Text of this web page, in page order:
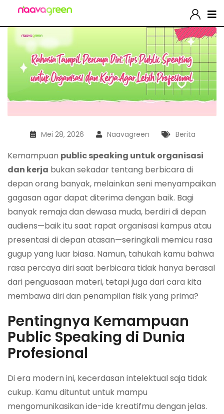
Mei 28, 2026 Naavagreen Berita
Kemampuan public speaking untuk organisasi
dan kerja bukan sekadar tentang berbicara di
depan orang banyak, melainkan seni menyampaikan
gagasan agar dapat diterima dengan baik. Bagi
banyak remaja dan dewasa muda, berdiri di depan
audiens—baik itu saat rapat organisasi kampus atau
presentasi di depan atasan—seringkali memicu rasa
gugup yang luar biasa. Namun, tahukah kamu bahwa
rasa percaya diri saat berbicara tidak hanya berasal
dari penguasaan materi, tetapi juga dari cara kita
membawa diri dan penampilan fisik yang prima?
Pentingnya Kemampuan
Public Speaking di Dunia
Profesional
Di era modern ini, kecerdasan intelektual saja tidak
cukup. Kamu dituntut untuk mampu
mengomunikasikan ide-ide kreatifmu dengan jelas.